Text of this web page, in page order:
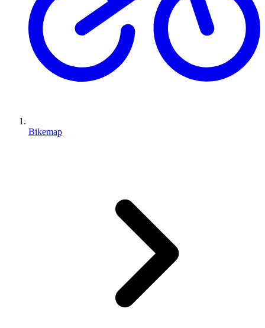
Bikemap